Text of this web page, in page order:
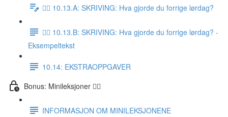
✍🏼 10.13.A: SKRIVING: Hva gjorde du forrige lørdag?
✍🏼 10.13.B: SKRIVING: Hva gjorde du forrige lørdag? -
Eksempeltekst
10.14: EKSTRAOPPGAVER
Bonus: Minileksjoner 👌🏻
INFORMASJON OM MINILEKSJONENE